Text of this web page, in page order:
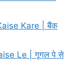
Kare | बैंक
Le | गूगल पे से